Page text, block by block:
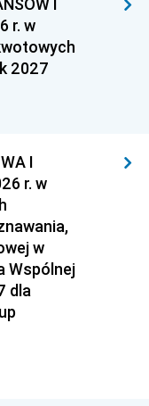
r. w
2027
I
r. w
w
Wspólnej
dla